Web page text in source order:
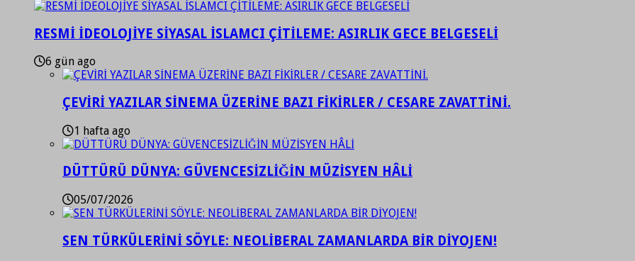
RESMİ İDEOLOJİYE SİYASAL İSLAMCI ÇİTİLEME: ASIRLIK GECE BELGESELİ
6 gün ago
ÇEVİRİ YAZILAR SİNEMA ÜZERİNE BAZI FİKİRLER / CESARE ZAVATTİNİ.
1 hafta ago
DÜTTÜRÜ DÜNYA: GÜVENCESİZLİĞİN MÜZİSYEN HÂLİ
05/07/2026
SEN TÜRKÜLERİNİ SÖYLE: NEOLİBERAL ZAMANLARDA BİR DİYOJEN!